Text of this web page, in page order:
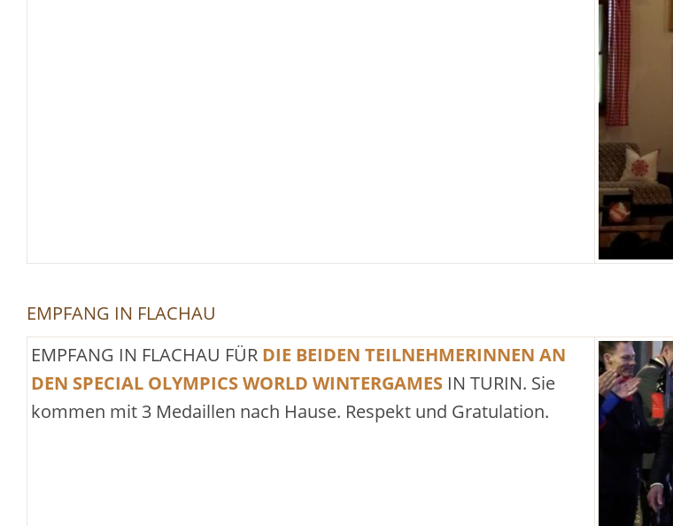
EMPFANG IN FLACHAU
EMPFANG IN FLACHAU FÜR DIE BEIDEN TEILNEHMERINNEN AN
DEN SPECIAL OLYMPICS WORLD WINTERGAMES IN TURIN. Sie
kommen mit 3 Medaillen nach Hause. Respekt und Gratulation.